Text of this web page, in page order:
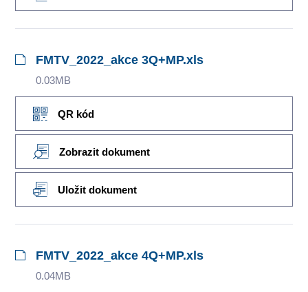
FMTV_2022_akce 3Q+MP.xls
0.03MB
QR kód
Zobrazit dokument
Uložit dokument
FMTV_2022_akce 4Q+MP.xls
0.04MB